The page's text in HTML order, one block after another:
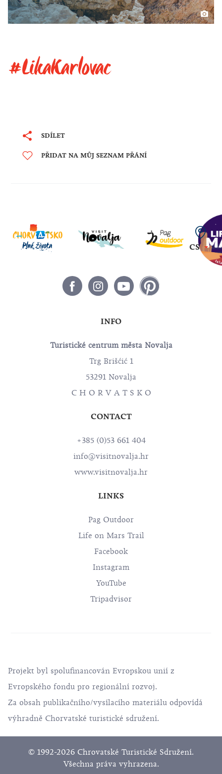
#LikaKarlovac
SDÍLET
PŘIDAT NA MŮJ SEZNAM PŘÁNÍ
CS
INFO
Turistické centrum města Novalja
Trg Brišćić 1
53291 Novalja
C H O R V A T S K O
CONTACT
+385 (0)53 661 404
info@visitnovalja.hr
www.visitnovalja.hr
LINKS
Pag Outdoor
Life on Mars Trail
Facebook
Instagram
YouTube
Tripadvisor
Projekt byl spolufinancován Evropskou unií z
Evropského fondu pro regionální rozvoj.
Za obsah publikačního/vysílacího materiálu odpovídá
výhradně Chorvatské turistické sdružení.
© 1992-2026 Chrovatské Turistické Sdružení.
Všechna práva vyhrazena.